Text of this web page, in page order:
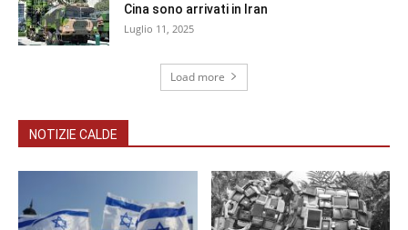
Cina sono arrivati in Iran
Luglio 11, 2025
Load more
NOTIZIE CALDE